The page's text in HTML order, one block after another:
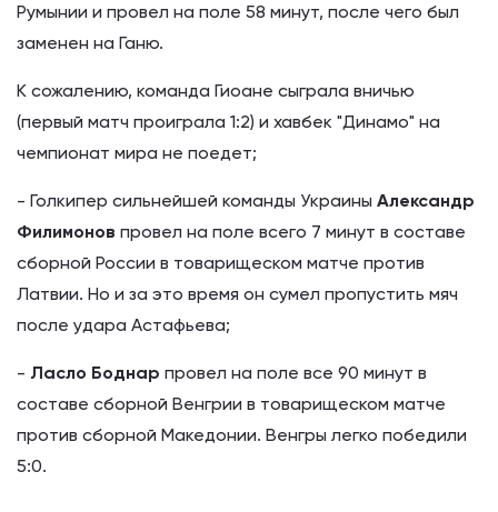
Румынии и провел на поле 58 минут, после чего был
заменен на Ганю.
К сожалению, команда Гиоане сыграла вничью
(первый матч проиграла 1:2) и хавбек "Динамо" на
чемпионат мира не поедет;
- Голкипер сильнейшей команды Украины Александр
Филимонов провел на поле всего 7 минут в составе
сборной России в товарищеском матче против
Латвии. Но и за это время он сумел пропустить мяч
после удара Астафьева;
- Ласло Боднар провел на поле все 90 минут в
составе сборной Венгрии в товарищеском матче
против сборной Македонии. Венгры легко победили
5:0.